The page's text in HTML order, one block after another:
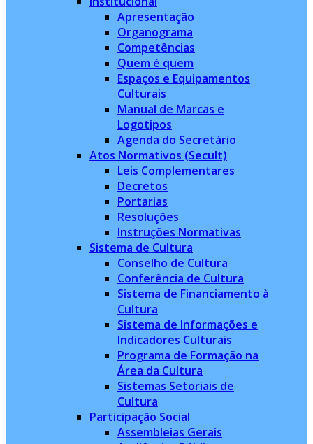
Apresentação
Organograma
Competências
Quem é quem
Espaços e Equipamentos
Culturais
Manual de Marcas e
Logotipos
Agenda do Secretário
Atos Normativos (Secult)
Leis Complementares
Decretos
Portarias
Resoluções
Instruções Normativas
Sistema de Cultura
Conselho de Cultura
Conferência de Cultura
Sistema de Financiamento à
Cultura
Sistema de Informações e
Indicadores Culturais
Programa de Formação na
Área da Cultura
Sistemas Setoriais de
Cultura
Participação Social
Assembleias Gerais